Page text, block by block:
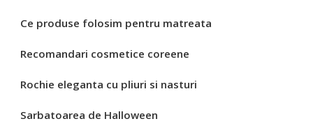
Ce produse folosim pentru matreata
Recomandari cosmetice coreene
Rochie eleganta cu pliuri si nasturi
Sarbatoarea de Halloween